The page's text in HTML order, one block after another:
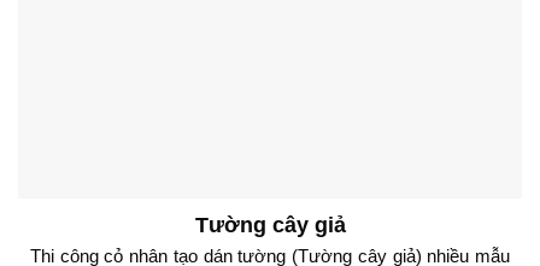
Tường cây giả
Thi công cỏ nhân tạo dán tường (Tường cây giả) nhiều mẫu